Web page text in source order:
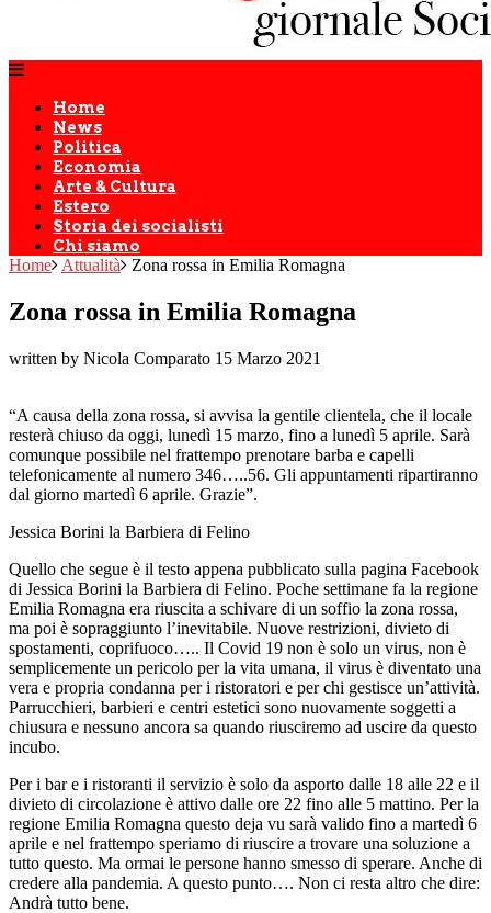
Home
News
Politica
Economia
Arte & Cultura
Estero
Storia dei socialisti
Chi siamo
Home Attualità Zona rossa in Emilia Romagna
Zona rossa in Emilia Romagna
written by Nicola Comparato 15 Marzo 2021
“A causa della zona rossa, si avvisa la gentile clientela, che il locale
resterà chiuso da oggi, lunedì 15 marzo, fino a lunedì 5 aprile. Sarà
comunque possibile nel frattempo prenotare barba e capelli
telefonicamente al numero 346…..56. Gli appuntamenti ripartiranno
dal giorno martedì 6 aprile. Grazie”.
Jessica Borini la Barbiera di Felino
Quello che segue è il testo appena pubblicato sulla pagina Facebook
di Jessica Borini la Barbiera di Felino. Poche settimane fa la regione
Emilia Romagna era riuscita a schivare di un soffio la zona rossa,
ma poi è sopraggiunto l’inevitabile. Nuove restrizioni, divieto di
spostamenti, coprifuoco….. Il Covid 19 non è solo un virus, non è
semplicemente un pericolo per la vita umana, il virus è diventato una
vera e propria condanna per i ristoratori e per chi gestisce un’attività.
Parrucchieri, barbieri e centri estetici sono nuovamente soggetti a
chiusura e nessuno ancora sa quando riusciremo ad uscire da questo
incubo.
Per i bar e i ristoranti il servizio è solo da asporto dalle 18 alle 22 e il
divieto di circolazione è attivo dalle ore 22 fino alle 5 mattino. Per la
regione Emilia Romagna questo deja vu sarà valido fino a martedì 6
aprile e nel frattempo speriamo di riuscire a trovare una soluzione a
tutto questo. Ma ormai le persone hanno smesso di sperare. Anche di
credere alla pandemia. A questo punto…. Non ci resta altro che dire:
Andrà tutto bene.